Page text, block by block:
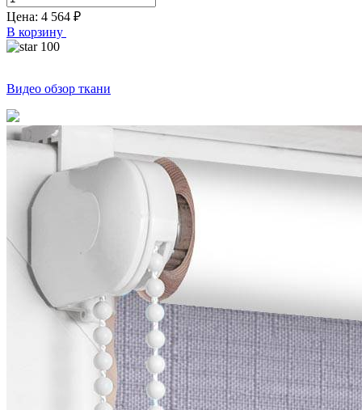
Цена: 4 564 ₽
В корзину
100
Видео обзор ткани